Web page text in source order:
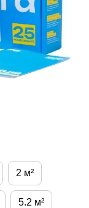
2 м²
5.2 м²